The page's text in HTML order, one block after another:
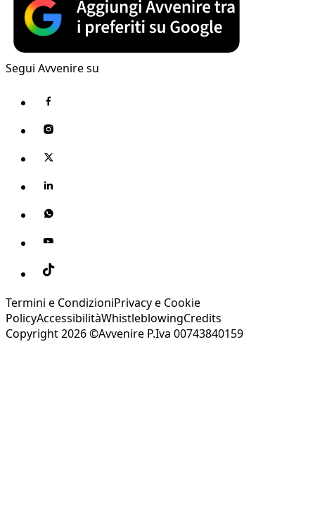
Segui Avvenire su
Termini e CondizioniPrivacy e Cookie
PolicyAccessibilitàWhistleblowingCredits
Copyright 2026 ©Avvenire P.Iva 00743840159